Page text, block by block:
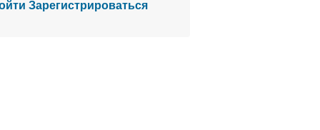
Зарегистрироваться